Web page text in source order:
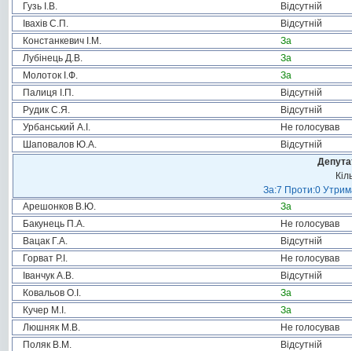
Гузь І.В.
Відсутній
Івахів С.П.
Відсутній
Констанкевич І.М.
За
Лубінець Д.В.
За
Молоток І.Ф.
За
Палиця І.П.
Відсутній
Рудик С.Я.
Відсутній
Урбанський А.І.
Не голосував
Шаповалов Ю.А.
Відсутній
За:7 Проти:0
Арешонков В.Ю.
За
Бакунець П.А.
Не голосував
Вацак Г.А.
Відсутній
Горват Р.І.
Не голосував
Іванчук А.В.
Відсутній
Ковальов О.І.
За
Кучер М.І.
За
Люшняк М.В.
Не голосував
Поляк В.М.
Відсутній